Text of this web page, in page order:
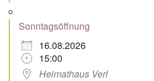
Sonntagsöffnung
16.08.2026
15:00
Heimathaus Verl